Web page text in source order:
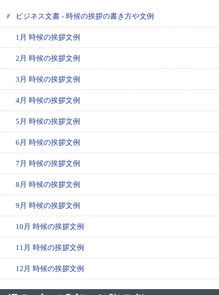
ビジネス文書 - 時候の挨拶の書き方や文例
1月 時候の挨拶文例
2月 時候の挨拶文例
3月 時候の挨拶文例
4月 時候の挨拶文例
5月 時候の挨拶文例
6月 時候の挨拶文例
7月 時候の挨拶文例
8月 時候の挨拶文例
9月 時候の挨拶文例
10月 時候の挨拶文例
11月 時候の挨拶文例
12月 時候の挨拶文例